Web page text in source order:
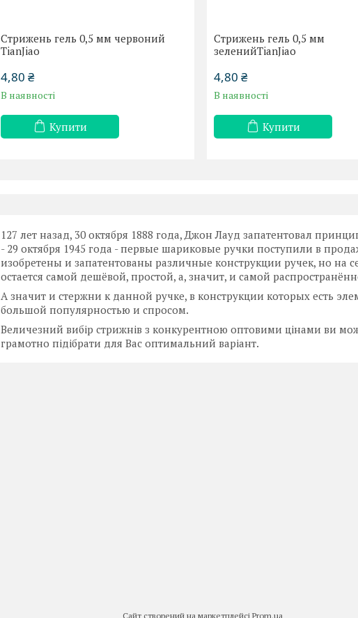
Стрижень гель 0,5 мм червоний
TianJiao
4,80 ₴
В наявності
Купити
Стрижень гель 0,5 мм
зеленийTianJiao
4,80 ₴
В наявності
Купити
127 лет назад, 30 октября 1888 года, Джон Лауд запатентовал
- 29 октября 1945 года - первые шариковые ручки поступили в
изобретены и запатентованы различные конструкции ручек, но
остается самой дешёвой, простой, а, значит, и самой
А значит и стержни к данной ручке, в конструкции которых есть
большой популярностью и спросом.
Величезний вибір стрижнів з конкурентною оптовими цінами ви
грамотно підібрати для Вас оптимальний варіант.
Сайт створений на маркетплейсі Prom.ua